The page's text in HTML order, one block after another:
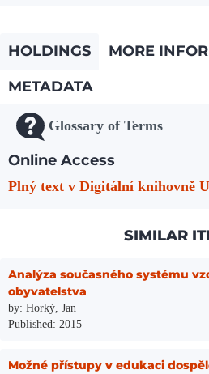
HOLDINGS
MORE
METADATA
Glossary of Terms
Online Access
Plný text v Digitální knihovně
SIMILAR
Analýza současného systému
obyvatelstva
by: Horký, Jan
Published: 2015
Možné přístupy v edukaci